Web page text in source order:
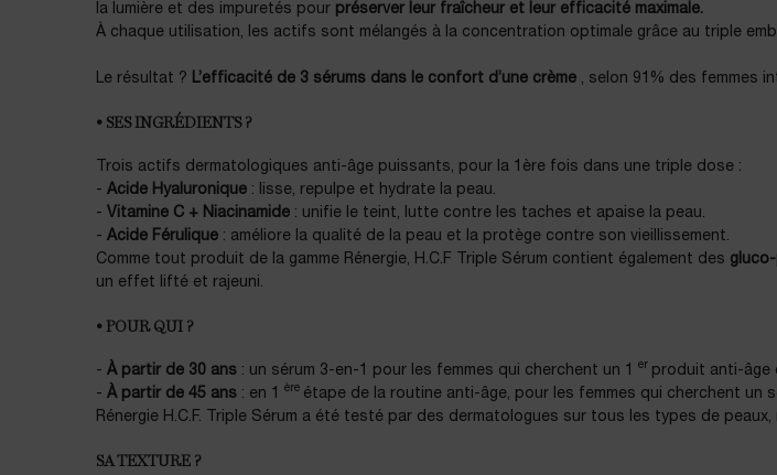
la lumière et des impuretés pour préserver leur fraîcheur et leur efficacité maximale.
À chaque utilisation, les actifs sont mélangés à la concentration optimale grâce au triple
Le résultat ? L’efficacité de 3 sérums dans le confort d’une crème , selon 91% des femmes
• SES INGRÉDIENTS ?
Trois actifs dermatologiques anti-âge puissants, pour la 1ère fois dans une triple dose :
- Acide Hyaluronique : lisse, repulpe et hydrate la peau.
- Vitamine C + Niacinamide : unifie le teint, lutte contre les taches et apaise la peau.
- Acide Férulique : améliore la qualité de la peau et la protège contre son vieillissement.
Comme tout produit de la gamme Rénergie, H.C.F Triple Sérum contient également des
un effet lifté et rajeuni.
• POUR QUI ?
- À partir de 30 ans : un sérum 3-en-1 pour les femmes qui cherchent un 1 er produit anti-âge
- À partir de 45 ans : en 1 ère étape de la routine anti-âge, pour les femmes qui cherchent un
Rénergie H.C.F. Triple Sérum a été testé par des dermatologues sur tous les types de peaux,
SA TEXTURE ?